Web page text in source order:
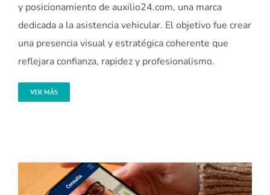
y posicionamiento de auxilio24.com, una marca
dedicada a la asistencia vehicular. El objetivo fue crear
una presencia visual y estratégica coherente que
reflejara confianza, rapidez y profesionalismo.
VER MÁS